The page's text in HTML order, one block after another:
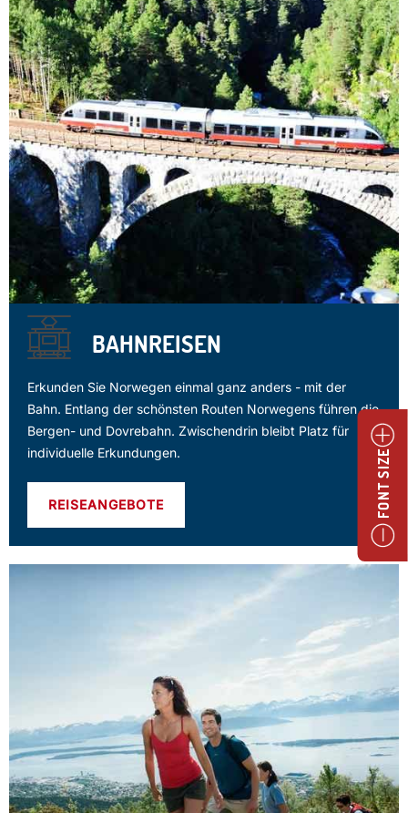
BAHNREISEN
Erkunden Sie Norwegen einmal ganz anders - mit der
Bahn. Entlang der schönsten Routen Norwegens führen die
Bergen- und Dovrebahn. Zwischendrin bleibt Platz für
individuelle Erkundungen.
REISEANGEBOTE FONT SIZE